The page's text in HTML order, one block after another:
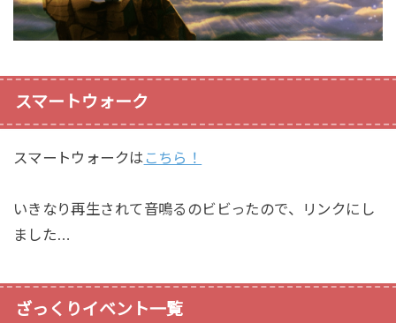
スマートウォーク
スマートウォークは こちら！
いきなり再生されて音鳴るのビビったので、リンクにし
ました…
ざっくりイベント一覧